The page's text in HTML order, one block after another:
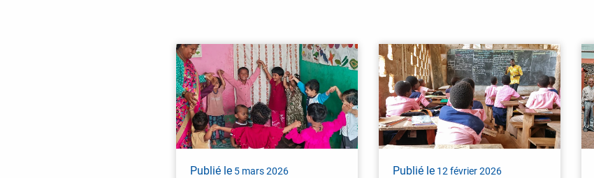
Publié le 5 mars 2026 Publié le12 février 2026